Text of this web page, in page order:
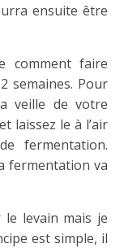
ensuite être
comment faire
semaines. Pour
veille de votre
laissez le à l’air
fermentation.
fermentation va
levain mais je
est simple, il